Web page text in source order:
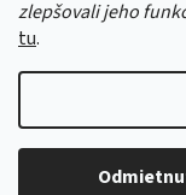
zlepšovali jeho
tu.
Copyright 2026